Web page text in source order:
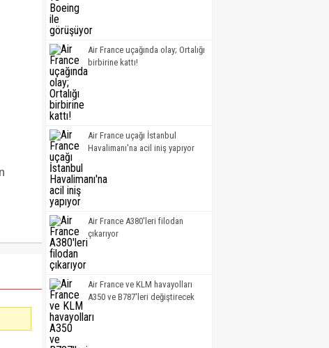
Air France uçağında olay; Ortalığı
birbirine kattı!
Air France uçağı İstanbul
Havalimanı'na acil iniş yapıyor
Air France A380'leri filodan
çıkarıyor
Air France ve KLM havayolları
A350 ve B787'leri değiştirecek